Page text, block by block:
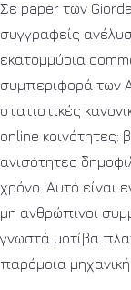
Σε paper των
συγγραφείς
εκατομμύρια
συμπεριφορά των
στατιστικές
online κοινότητες:
ανισότητες
χρόνο. Αυτό είναι
μη ανθρώπινοι
γνωστά μοτίβα
παρόμοια